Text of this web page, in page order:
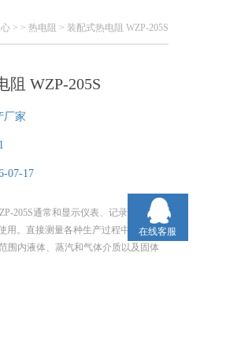
> > 热电阻 > 装配式热电阻 WZP-205S
阻 WZP-205S
厂家
07-17
205S通常和显示仪表、记录仪表、
用。直接测量各种生产过程中
范围内液体、蒸汽和气体介质以及固体
在线客服